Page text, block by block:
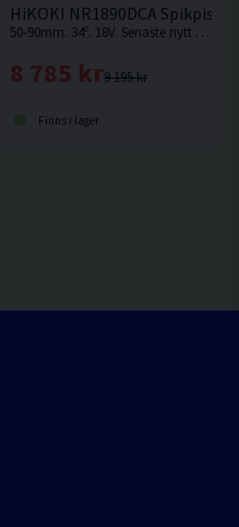
18V 50-90mm
HiKOKI NR1890DCA
50-90mm. 34º. 18V. Senaste nytt inom spikning från HiKOKI. Spikpistol för professionell användning, utan behov av kompressor, slang eller gas.
9 195 kr
8 785 kr
Finns i lager